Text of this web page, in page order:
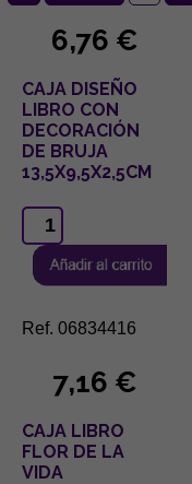
6,76 €
CAJA DISEÑO
LIBRO CON
DECORACIÓN
DE BRUJA
13,5X9,5X2,5CM
Ref. 06834416
7,16 €
CAJA LIBRO
FLOR DE LA
VIDA